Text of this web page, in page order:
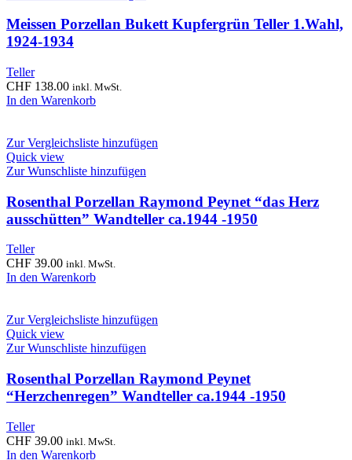
Meissen Porzellan Bukett Kupfergrün Teller 1.Wahl,
1924-1934
Teller
CHF 138.00 inkl. MwSt.
In den Warenkorb
Zur Vergleichsliste hinzufügen
Quick view
Zur Wunschliste hinzufügen
Rosenthal Porzellan Raymond Peynet “das Herz
ausschütten” Wandteller ca.1944 -1950
Teller
CHF 39.00 inkl. MwSt.
In den Warenkorb
Zur Vergleichsliste hinzufügen
Quick view
Zur Wunschliste hinzufügen
Rosenthal Porzellan Raymond Peynet
“Herzchenregen” Wandteller ca.1944 -1950
Teller
CHF 39.00 inkl. MwSt.
In den Warenkorb